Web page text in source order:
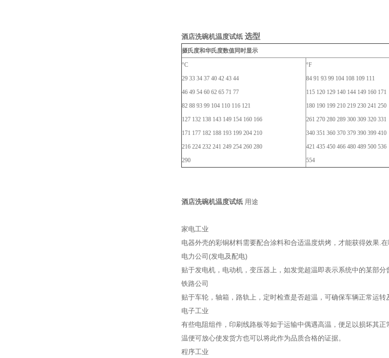
酒店洗碗机温度试纸 选型
摄氏度和华氏度数值同时显示
°C
29 33 34 37 40 42 43 44
46 49 54 60 62 65 71 77
82 88 93 99 104 110 116 121
127 132 138 143 149 154 160 166
171 177 182 188 193 199 204 210
216 224 232 241 249 254 260 280
290
°F
84 91 93 99 104 108 109 111
115 120 129 140 144 149 160 171
180 190 199 210 219 230 241 250
261 270 280 289 300 309 320 331
340 351 360 370 379 390 399 410
421 435 450 466 480 489 500 536
554
酒店洗碗机温度试纸 用途
家电工业
电器外壳的彩铜材料需要配合涂料和合适温度烘烤，才能获得效果.
电力公司(发电及配电)
贴于发电机，电动机，变压器上，如发觉超温即表示系统中的某部
铁路公司
贴于车轮，轴箱，路轨上，定时检查是否超温，可确保车辆正常运转
电子工业
有些电阻组件，印刷线路板等如于运输中偶遇高温，便足以损坏其正
温便可放心使发货方也可以将此作为品质合格的证据。
程序工业